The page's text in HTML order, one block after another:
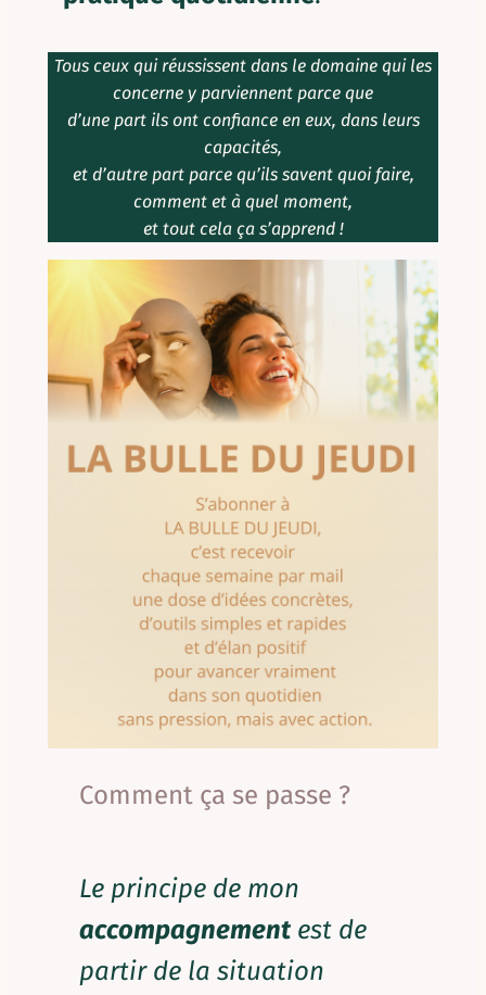
Tous ceux qui réussissent dans le domaine qui les
concerne y parviennent parce que
d’une part ils ont confiance en eux, dans leurs
capacités,
et d’autre part parce qu’ils savent quoi faire,
comment et à quel moment,
et tout cela ça s’apprend !
Comment ça se passe ?
Le principe de mon
accompagnementest de
partir de la situation